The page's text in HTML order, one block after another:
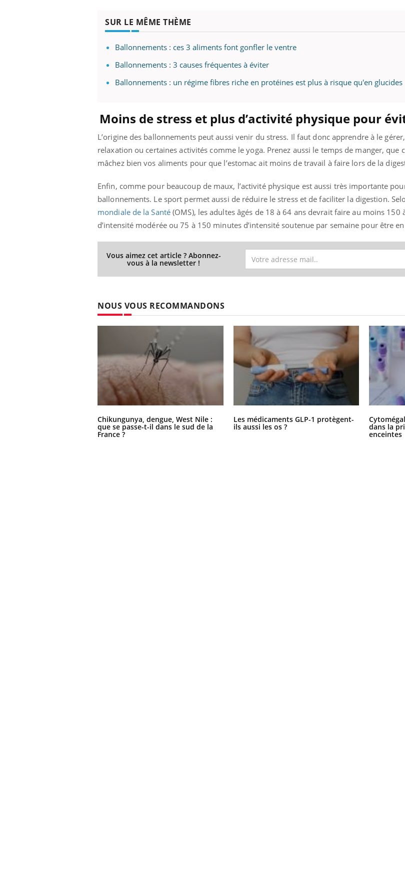
SUR LE MÊME THÈME
Ballonnements : ces 3 aliments font gonfler le ventre
Ballonnements : 3 causes fréquentes à éviter
Ballonnements : un régime fibres riche en protéines est plus à risque qu'en glucides
Moins de stress et plus d’activité physique pour
L’origine des ballonnements peut aussi venir du stress. Il faut donc apprendre à le
relaxation ou certaines activités comme le yoga. Prenez aussi le temps de manger, que
mâchez bien vos aliments pour que l’estomac ait moins de travail à faire lors de la
Enfin, comme pour beaucoup de maux, l’activité physique est aussi très importante
ballonnements. Le sport permet aussi de réduire le stress et de faciliter la digestion.
mondiale de la Santé (OMS), les adultes âgés de 18 à 64 ans devrait faire au moins
d’intensité modérée ou 75 à 150 minutes d’intensité soutenue par semaine pour être
Vous aimez cet article ? Abonnez-
vous à la newsletter !
NOUS VOUS RECOMMANDONS
Chikungunya, dengue, West Nile :
que se passe-t-il dans le sud de la
France ?
Les médicaments GLP-1 protègent-
ils aussi les os ? dans la
enceintes
Carence en fer : comprendre pour
Youtube
Fatigue, irritabilité, brouillard mental ou
même alopécie… Les symptômes de la
Youtube
Insuline & Charge mentale : et si on
osait en parler??Youtube
patients comme parfois chez les soignants.